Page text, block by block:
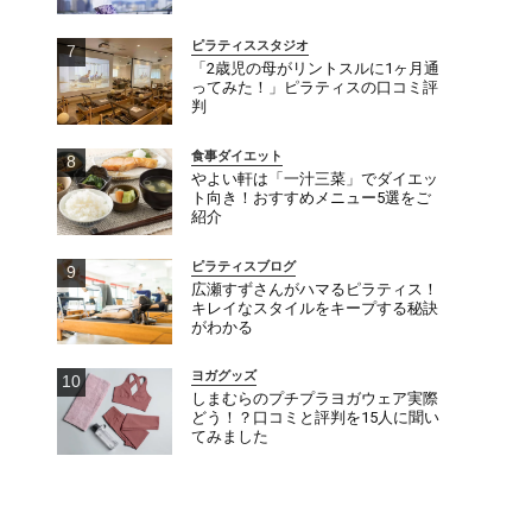
ピラティススタジオ
「2歳児の母がリントスルに1ヶ月通
ってみた！」ピラティスの口コミ評
判
食事ダイエット
やよい軒は「一汁三菜」でダイエッ
ト向き！おすすめメニュー5選をご
紹介
ピラティスブログ
広瀬すずさんがハマるピラティス！
キレイなスタイルをキープする秘訣
がわかる
ヨガグッズ
しまむらのプチプラヨガウェア実際
どう！？口コミと評判を15人に聞い
てみました